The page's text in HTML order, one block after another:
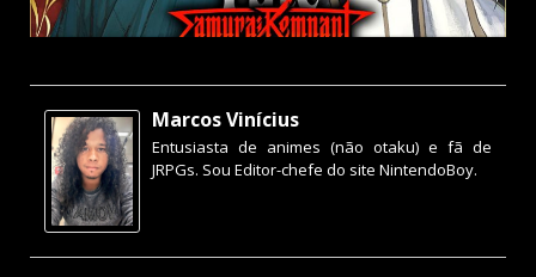
Marcos Vinícius
Entusiasta de animes (não otaku) e fã de
JRPGs. Sou Editor-chefe do site NintendoBoy.